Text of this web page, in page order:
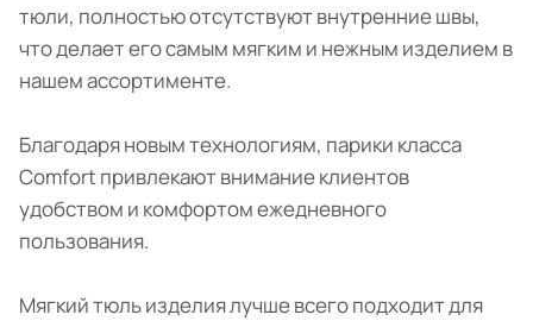
тюли, полностью отсутствуют внутренние швы,
что делает его самым мягким и нежным изделием в
нашем ассортименте.
Благодаря новым технологиям, парики класса
Comfort привлекают внимание клиентов
удобством и комфортом ежедневного
пользования.
Мягкий тюль изделия лучше всего подходит для